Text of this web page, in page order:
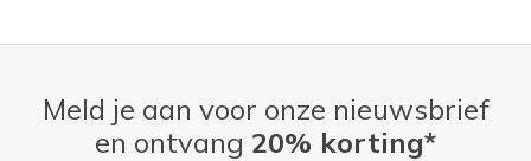
Meld je aan voor onze nieuwsbrief
en ontvang 20% korting*